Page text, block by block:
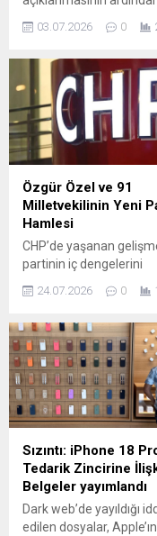
yılın ikinci yarısında
uygulanacak maaş artış
Haziran ayında TÜFE
%0,99 artış gösterirken,
aylık kümülatif
verileri zam hesaplarının
temelini oluşturdu. Bu
ışığında, memur ve
emeklileri için 2026 yılı
yarısında uygulanacak
sözleşme ve enflasyon...
03.07.2026 0
Özgür Özel ve 91
Milletvekilinin Yeni
Hamlesi
CHP’de yaşanan
partinin iç dengelerini
Kılıçdaroğlu’nun göreve
çıkan mutlak butlan
Özgür Özel ve ekibinin
misyonunu sonlandırdı;
ve yakın çevresi bu
kabul etmeyerek yeni
siyasal oluşum için
sıvadı. Özgür Özel,
partisinden ayrılarak
Parti” adını verdiği
yapılanmayı resmen
24.07.2026 0
Sızıntı: iPhone 18
Tedarik Zincirine
Belgeler yayımlandı
Dark web’de yayıldığı
edilen dosyalar, Apple’ın